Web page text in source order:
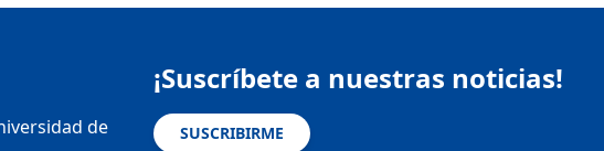
de
¡Suscríbete a nuestras noticias!
SUSCRIBIRME